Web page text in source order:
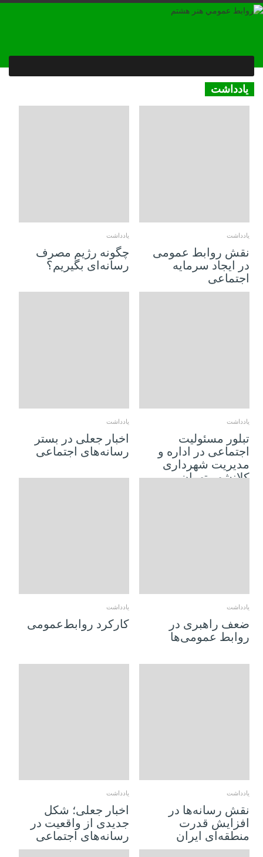
یادداشت
یادداشت
نقش روابط عمومی
در ایجاد سرمایه
اجتماعی
یادداشت
چگونه رژیم مصرف
رسانه‌ای بگیریم؟
یادداشت
تبلور مسئولیت
اجتماعی در اداره و
مدیریت شهرداری
کلانشهر تهران
یادداشت
اخبار جعلی در بستر
رسانه‌های اجتماعی
یادداشت
ضعف راهبری در
روابط عمومی‌ها
یادداشت
کارکرد روابط‌عمومی
یادداشت
نقش رسانه‌ها در
افزایش قدرت
منطقه‌ای ایران
یادداشت
اخبار جعلی؛ شکل
جدیدی از واقعیت در
رسانه‌های اجتماعی